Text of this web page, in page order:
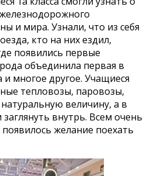
и мира. Узнали, что из себя
кто на них ездил,
появились первые
объединила первая в
и многое другое. Учащиеся
тепловозы, паровозы,
величину, а в
внутрь. Всем очень
появилось желание поехать